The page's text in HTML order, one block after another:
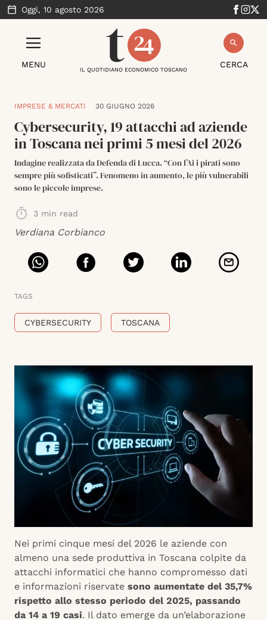
Oggi, 10 agosto 2026
MENU CERCA
IL QUOTIDIANO ECONOMICO TOSCANO
IMPRESE & MERCATI 30 GIUGNO 2026
Cybersecurity, 19 attacchi ad aziende
in Toscana nei primi 5 mesi del 2026
Indagine realizzata da Defenda di Lucca. “Con l’Ai i pirati sono
sempre più sofisticati”. Fenomeno in aumento, le più vulnerabili
sono le piccole imprese.
3 min read
Verdiana Corbianco
TAGS
CYBERSECURITY TOSCANA
Nei primi cinque mesi del 2026 le aziende con
almeno una sede produttiva in Toscana colpite da
attacchi informatici che hanno compromesso dati
e informazioni riservate sono aumentate del 35,7%
rispetto allo stesso periodo del 2025, passando
da 14 a 19 casi. Il dato emerge da un’elaborazione